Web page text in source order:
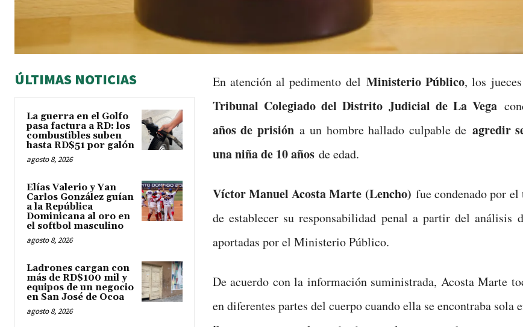
ÚLTIMAS NOTICIAS
La guerra en el Golfo
pasa factura a RD: los
combustibles suben
hasta RD$51 por galón
agosto 8, 2026
Elías Valerio y Yan
Carlos González guían
a la República
Dominicana al oro en
el softbol masculino
agosto 8, 2026
Ladrones cargan con
más de RD$100 mil y
equipos de un negocio
en San José de Ocoa
agosto 8, 2026
En atención al pedimento del Ministerio Público, los
Tribunal Colegiado del Distrito Judicial de La Vega
años de prisióna un hombre hallado culpable de agredir
una niña de 10 añosde edad.
Víctor Manuel Acosta Marte (Lencho) fue condenado por
de establecer su responsabilidad penal a partir del análisis
aportadas por el Ministerio Público.
De acuerdo con la información suministrada, Acosta Marte
en diferentes partes del cuerpo cuando ella se encontraba sola